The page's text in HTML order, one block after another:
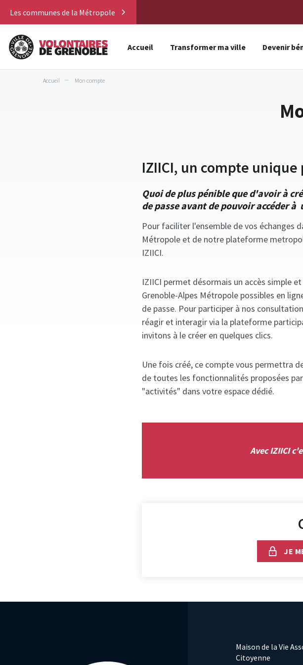
Les communes de la Métropole
Accueil Transformer ma ville Devenir
Accueil Mon compte
IZIICI, un compte
Quoi de plus pénible que d'avoir à
de passe avant de pouvoir accéder
Pour faciliter l'ensemble de vos échanges
Métropole et de notre plateforme
IZIICI.
IZIICI permet désormais un accès simple
Grenoble-Alpes Métropole possibles en
de passe. Pour participer à nos
réagir et interagir via la plateforme
invitons à le créer en quelques clics.
Une fois créé, ce compte vous permettra
de toutes les fonctionnalités proposées
"activités" dans votre espace dédié.
Avec IZIICI
JE
Maison de la Vie
Citoyenne